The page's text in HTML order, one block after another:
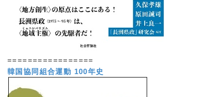
=================
韓国協同組合運動 100年史